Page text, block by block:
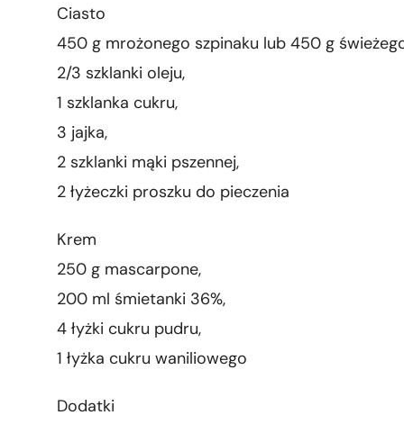
Ciasto
450 g mrożonego szpinaku lub 450 g
2/3 szklanki oleju,
1 szklanka cukru,
3 jajka,
2 szklanki mąki pszennej,
2 łyżeczki proszku do pieczenia
Krem
250 g mascarpone,
200 ml śmietanki 36%,
4 łyżki cukru pudru,
1 łyżka cukru waniliowego
Dodatki